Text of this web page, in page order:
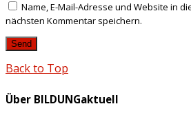
Name, E-Mail-Adresse und Website in
nächsten Kommentar speichern.
Back to Top
Über BILDUNGaktuell